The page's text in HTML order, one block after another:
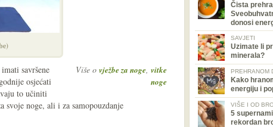
Više o vježbe za noge, vitke
noge
savršene
osjećati
to učiniti
svoje noge, ali i za samopouzdanje
Čista
donosi
SAVJETI
Uzimate li
minerala?
PREHRANOM
Kako
energiju i
VIŠE I OD
5
rekordan